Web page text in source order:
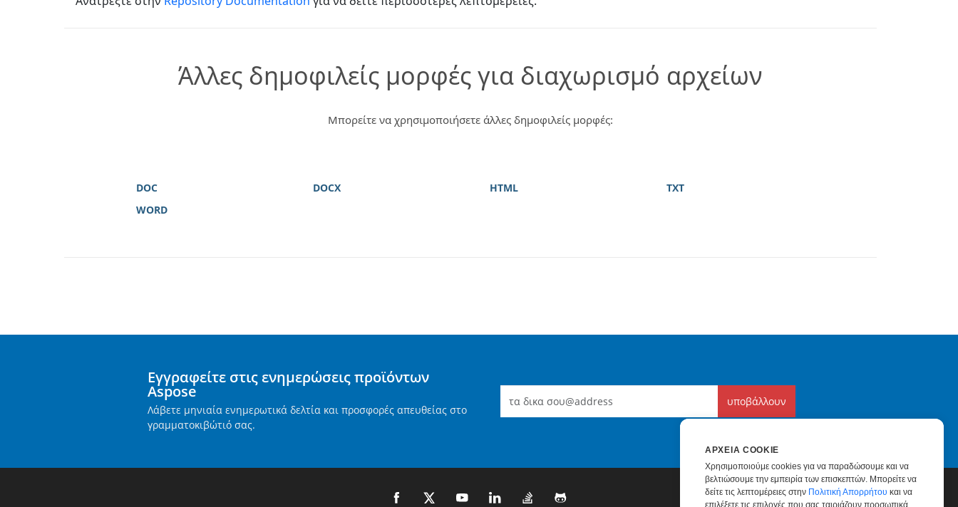
Άλλες δημοφιλείς μορφές για διαχωρισμό αρχείων
Μπορείτε να χρησιμοποιήσετε άλλες δημοφιλείς μορφές:
DOC DOCX HTML
TXT
WORD
Εγγραφείτε στις ενημερώσεις προϊόντων
Aspose
Λάβετε μηνιαία ενημερωτικά δελτία και προσφορές απευθείας στο
γραμματοκιβώτιό σας.
υποβάλλουν
ΑΡΧΕΊΑ COOKIE
Χρησιμοποιούμε cookies για να παραδώσουμε και να
βελτιώσουμε την εμπειρία των επισκεπτών. Μπορείτε να
δείτε τις λεπτομέρειες στην Πολιτική Απορρήτου και να
επιλέξετε τις επιλογές που σας ταιριάζουν προσωπικά.